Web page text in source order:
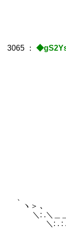
3065 ：
＼: : : ＼: : :
｀ヾ:::... : :
＼
ヾ
∨､:::::
/ Y
| :.:ｉ ヽ
'. ヽ{ ．
∧ : ,.
/::::ゝi､ //
_,.ｲ
/／|:::::::|
、 l/ lﾊ
ヽ＞ ､
＼: .＼＿
＼: . : . : . :